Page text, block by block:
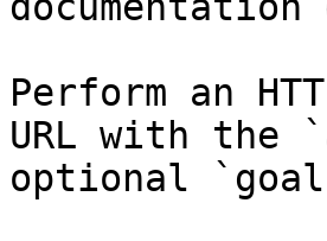
Perform an
URL with the
optional